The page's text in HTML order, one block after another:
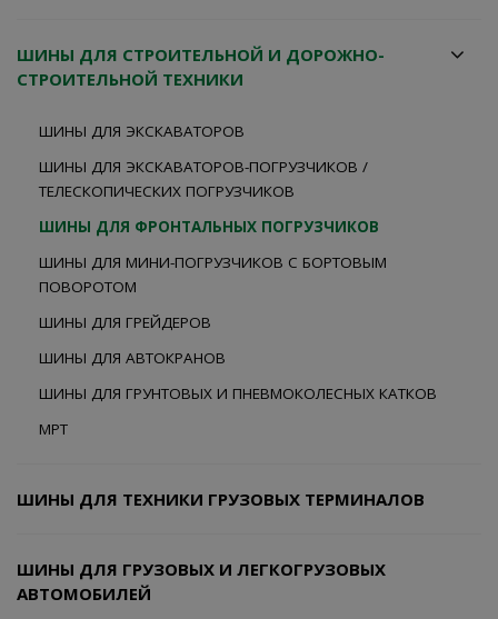
ШИНЫ ДЛЯ СТРОИТЕЛЬНОЙ И ДОРОЖНО-
СТРОИТЕЛЬНОЙ ТЕХНИКИ
ШИНЫ ДЛЯ ЭКСКАВАТОРОВ
ШИНЫ ДЛЯ ЭКСКАВАТОРОВ-ПОГРУЗЧИКОВ /
ТЕЛЕСКОПИЧЕСКИХ ПОГРУЗЧИКОВ
ШИНЫ ДЛЯ ФРОНТАЛЬНЫХ ПОГРУЗЧИКОВ
ШИНЫ ДЛЯ МИНИ-ПОГРУЗЧИКОВ С БОРТОВЫМ
ПОВОРОТОМ
ШИНЫ ДЛЯ ГРЕЙДЕРОВ
ШИНЫ ДЛЯ АВТОКРАНОВ
ШИНЫ ДЛЯ ГРУНТОВЫХ И ПНЕВМОКОЛЕСНЫХ КАТКОВ
MPT
ШИНЫ ДЛЯ ТЕХНИКИ ГРУЗОВЫХ ТЕРМИНАЛОВ
ШИНЫ ДЛЯ ГРУЗОВЫХ И ЛЕГКОГРУЗОВЫХ
АВТОМОБИЛЕЙ